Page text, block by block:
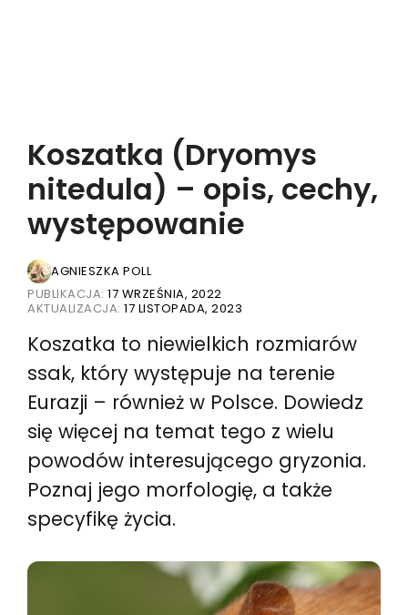
Koszatka (Dryomys
nitedula) – opis, cechy,
występowanie
AGNIESZKA POLL
PUBLIKACJA: 17 WRZEŚNIA, 2022
AKTUALIZACJA: 17 LISTOPADA, 2023
Koszatka to niewielkich rozmiarów
ssak, który występuje na terenie
Eurazji – również w Polsce. Dowiedz
się więcej na temat tego z wielu
powodów interesującego gryzonia.
Poznaj jego morfologię, a także
specyfikę życia.